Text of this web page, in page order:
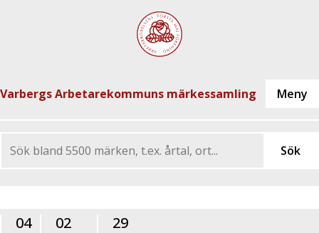
Varbergs Arbetarekommuns märkessamling
04 02 29